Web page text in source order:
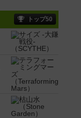
トップ50